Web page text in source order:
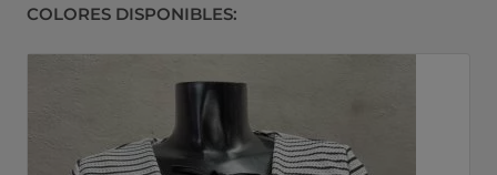
COLORES DISPONIBLES: